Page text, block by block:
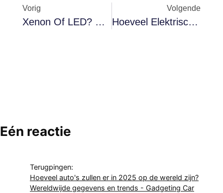
Vorig
Xenon Of LED? Bijgewerkte Vergelijking 2025
Volgende
Hoeveel Elektrische Auto's Worden Er In 2024 Verkocht? Totale Verkoop En Toonaangevende Merken
Eén reactie
Terugpingen:
Hoeveel auto's zullen er in 2025 op de wereld zijn?
Wereldwijde gegevens en trends - Gadgeting Car